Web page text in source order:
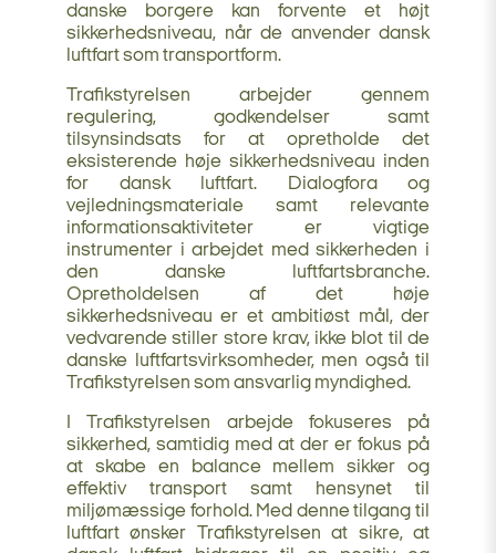
danske borgere kan forvente et højt
sikkerhedsniveau, når de anvender dansk
luftfart som transportform.
Trafikstyrelsen arbejder gennem
regulering, godkendelser samt
tilsynsindsats for at opretholde det
eksisterende høje sikkerhedsniveau inden
for dansk luftfart. Dialogfora og
vejledningsmateriale samt relevante
informationsaktiviteter er vigtige
instrumenter i arbejdet med sikkerheden i
den danske luftfartsbranche.
Opretholdelsen af det høje
sikkerhedsniveau er et ambitiøst mål, der
vedvarende stiller store krav, ikke blot til de
danske luftfartsvirksomheder, men også til
Trafikstyrelsen som ansvarlig myndighed.
I Trafikstyrelsen arbejde fokuseres på
sikkerhed, samtidig med at der er fokus på
at skabe en balance mellem sikker og
effektiv transport samt hensynet til
miljømæssige forhold. Med denne tilgang til
luftfart ønsker Trafikstyrelsen at sikre, at